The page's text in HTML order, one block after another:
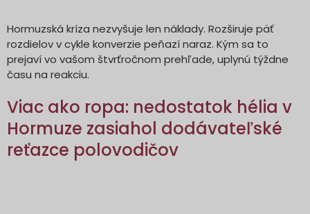
Hormuzská kríza nezvyšuje len náklady. Rozširuje päť
rozdielov v cykle konverzie peňazí naraz. Kým sa to
prejaví vo vašom štvrťročnom prehľade, uplynú týždne
času na reakciu.
Viac ako ropa: nedostatok hélia v
Hormuze zasiahol dodávateľské
reťazce polovodičov